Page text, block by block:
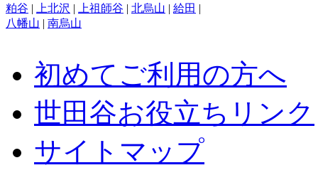
粕谷 | 上北沢 | 上祖師谷 | 北烏山 | 給田 |
八幡山 | 南烏山
初めてご利用の方へ
世田谷お役立ちリンク
サイトマップ